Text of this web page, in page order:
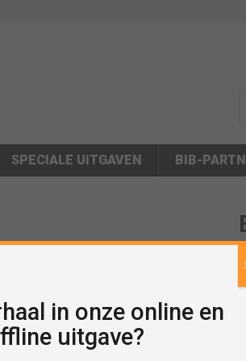
SPECIALE UITGAVEN BIB-
in onze online en
uitgave?